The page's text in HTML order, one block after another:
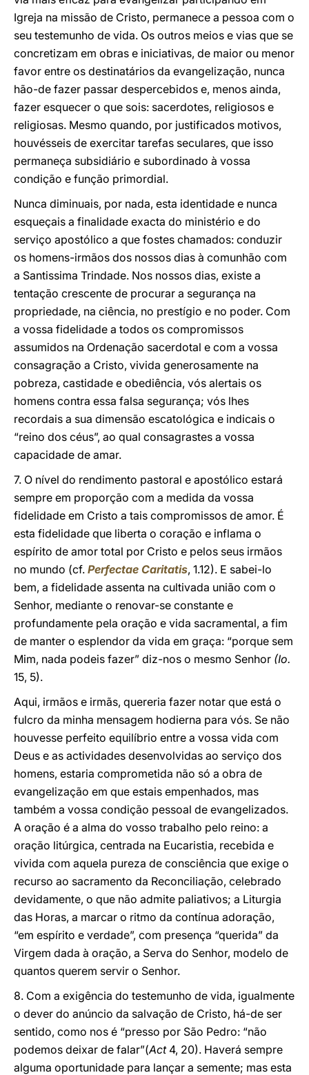
Igreja na missão de Cristo, permanece a pessoa com o
seu testemunho de vida. Os outros meios e vias que se
concretizam em obras e iniciativas, de maior ou menor
favor entre os destinatários da evangelização, nunca
hão-de fazer passar despercebidos e, menos ainda,
fazer esquecer o que sois: sacerdotes, religiosos e
religiosas. Mesmo quando, por justificados motivos,
houvésseis de exercitar tarefas seculares, que isso
permaneça subsidiário e subordinado à vossa
condição e função primordial.
Nunca diminuais, por nada, esta identidade e nunca
esqueçais a finalidade exacta do ministério e do
serviço apostólico a que fostes chamados: conduzir
os homens-irmãos dos nossos dias à comunhão com
a Santissima Trindade. Nos nossos dias, existe a
tentação crescente de procurar a segurança na
propriedade, na ciência, no prestígio e no poder. Com
a vossa fidelidade a todos os compromissos
assumidos na Ordenação sacerdotal e com a vossa
consagração a Cristo, vivida generosamente na
pobreza, castidade e obediência, vós alertais os
homens contra essa falsa segurança; vós lhes
recordais a sua dimensão escatológica e indicais o
“reino dos céus”, ao qual consagrastes a vossa
capacidade de amar.
7. O nível do rendimento pastoral e apostólico estará
sempre em proporção com a medida da vossa
fidelidade em Cristo a tais compromissos de amor. É
esta fidelidade que liberta o coração e inflama o
espírito de amor total por Cristo e pelos seus irmãos
no mundo (cf. Perfectae Caritatis, 1.12). E sabei-lo
bem, a fidelidade assenta na cultivada união com o
Senhor, mediante o renovar-se constante e
profundamente pela oração e vida sacramental, a fim
de manter o esplendor da vida em graça: “porque sem
Mim, nada podeis fazer” diz-nos o mesmo Senhor (Io.
15, 5).
Aqui, irmãos e irmãs, quereria fazer notar que está o
fulcro da minha mensagem hodierna para vós. Se não
houvesse perfeito equilíbrio entre a vossa vida com
Deus e as actividades desenvolvidas ao serviço dos
homens, estaria comprometida não só a obra de
evangelização em que estais empenhados, mas
também a vossa condição pessoal de evangelizados.
A oração é a alma do vosso trabalho pelo reino: a
oração litúrgica, centrada na Eucaristia, recebida e
vivida com aquela pureza de consciência que exige o
recurso ao sacramento da Reconciliação, celebrado
devidamente, o que não admite paliativos; a Liturgia
das Horas, a marcar o ritmo da contínua adoração,
“em espírito e verdade”, com presença “querida” da
Virgem dada à oração, a Serva do Senhor, modelo de
quantos querem servir o Senhor.
8. Com a exigência do testemunho de vida, igualmente
o dever do anúncio da salvação de Cristo, há-de ser
sentido, como nos é “presso por São Pedro: “não
podemos deixar de falar”(Act4, 20). Haverá sempre
alguma oportunidade para lançar a semente; mas esta